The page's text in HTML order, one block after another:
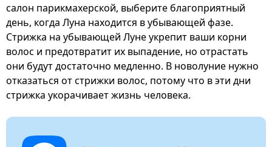
салон парикмахерской, выберите благоприятный
день, когда Луна находится в убывающей фазе.
Стрижка на убывающей Луне укрепит ваши корни
волос и предотвратит их выпадение, но отрастать
они будут достаточно медленно. В новолуние нужно
отказаться от стрижки волос, потому что в эти дни
стрижка укорачивает жизнь человека.